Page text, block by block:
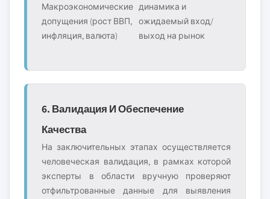
Макроэкономические
допущения (рост ВВП,
инфляция, валюта)
динамика и
ожидаемый вход/
выход на рынок
6. Валидация И Обеспечение
Качества
На заключительных этапах осуществляется
человеческая валидация, в рамках которой
эксперты в области вручную проверяют
отфильтрованные данные для выявления